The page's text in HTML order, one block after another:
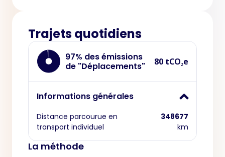
Trajets quotidiens
97% des émissions
de "Déplacements"
80 tCO₂e
Informations générales
Distance parcourue en
transport individuel
348677
km
La méthode